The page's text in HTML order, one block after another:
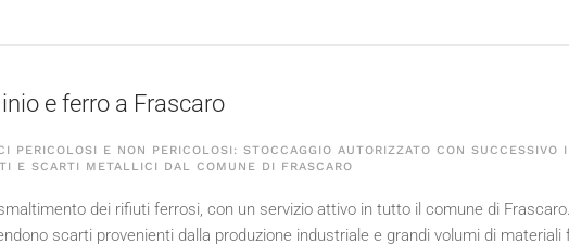
e ferro a Frascaro
PERICOLOSI E NON PERICOLOSI: STOCCAGGIO AUTORIZZATO CON SUCCESSIVO
E SCARTI METALLICI DAL COMUNE DI FRASCARO
dei rifiuti ferrosi, con un servizio attivo in tutto il comune di
scarti provenienti dalla produzione industriale e grandi volumi di materiali